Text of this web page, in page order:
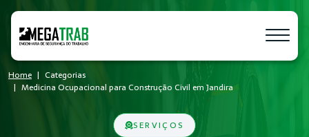
Home
Categorias
Medicina Ocupacional para Construção Civil em Jandira
SERVIÇOS